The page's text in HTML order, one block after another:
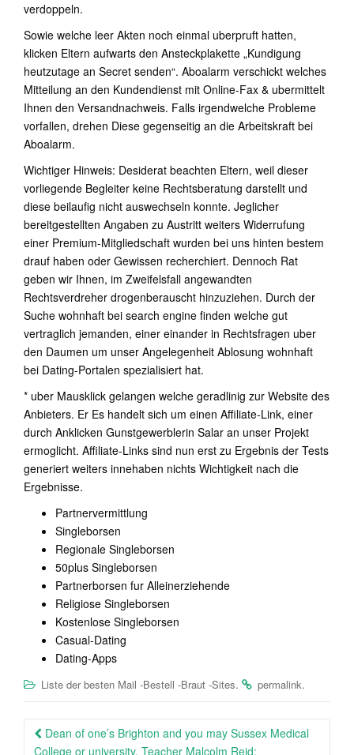
verdoppeln.
Sowie welche leer Akten noch einmal uberpruft hatten,
klicken Eltern aufwarts den Ansteckplakette „Kundigung
heutzutage an Secret senden“. Aboalarm verschickt welches
Mitteilung an den Kundendienst mit Online-Fax & ubermittelt
Ihnen den Versandnachweis. Falls irgendwelche Probleme
vorfallen, drehen Diese gegenseitig an die Arbeitskraft bei
Aboalarm.
Wichtiger Hinweis: Desiderat beachten Eltern, weil dieser
vorliegende Begleiter keine Rechtsberatung darstellt und
diese beilaufig nicht auswechseln konnte. Jeglicher
bereitgestellten Angaben zu Austritt weiters Widerrufung
einer Premium-Mitgliedschaft wurden bei uns hinten bestem
drauf haben oder Gewissen recherchiert. Dennoch Rat
geben wir Ihnen, im Zweifelsfall angewandten
Rechtsverdreher drogenberauscht hinzuziehen. Durch der
Suche wohnhaft bei search engine finden welche gut
vertraglich jemanden, einer einander in Rechtsfragen uber
den Daumen um unser Angelegenheit Ablosung wohnhaft
bei Dating-Portalen spezialisiert hat.
* uber Mausklick gelangen welche geradlinig zur Website des
Anbieters. Er Es handelt sich um einen Affiliate-Link, einer
durch Anklicken Gunstgewerblerin Salar an unser Projekt
ermoglicht. Affiliate-Links sind nun erst zu Ergebnis der Tests
generiert weiters innehaben nichts Wichtigkeit nach die
Ergebnisse.
Partnervermittlung
Singleborsen
Regionale Singleborsen
50plus Singleborsen
Partnerborsen fur Alleinerziehende
Religiose Singleborsen
Kostenlose Singleborsen
Casual-Dating
Dating-Apps
Liste der besten Mail -Bestell -Braut -Sites. permalink.
Post
Dean of one’s Brighton and you may Sussex Medical
College or university, Teacher Malcolm Reid: